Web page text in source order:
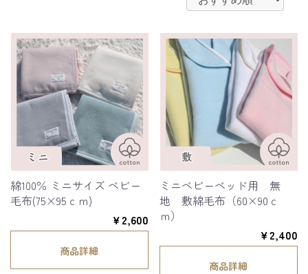
綿100％ ミニサイズ ベビー
毛布(75×95ｃｍ)
￥2,600
商品詳細
ミニベビーベッド用 無
地 敷綿毛布（60×90ｃ
ｍ）
￥2,400
商品詳細